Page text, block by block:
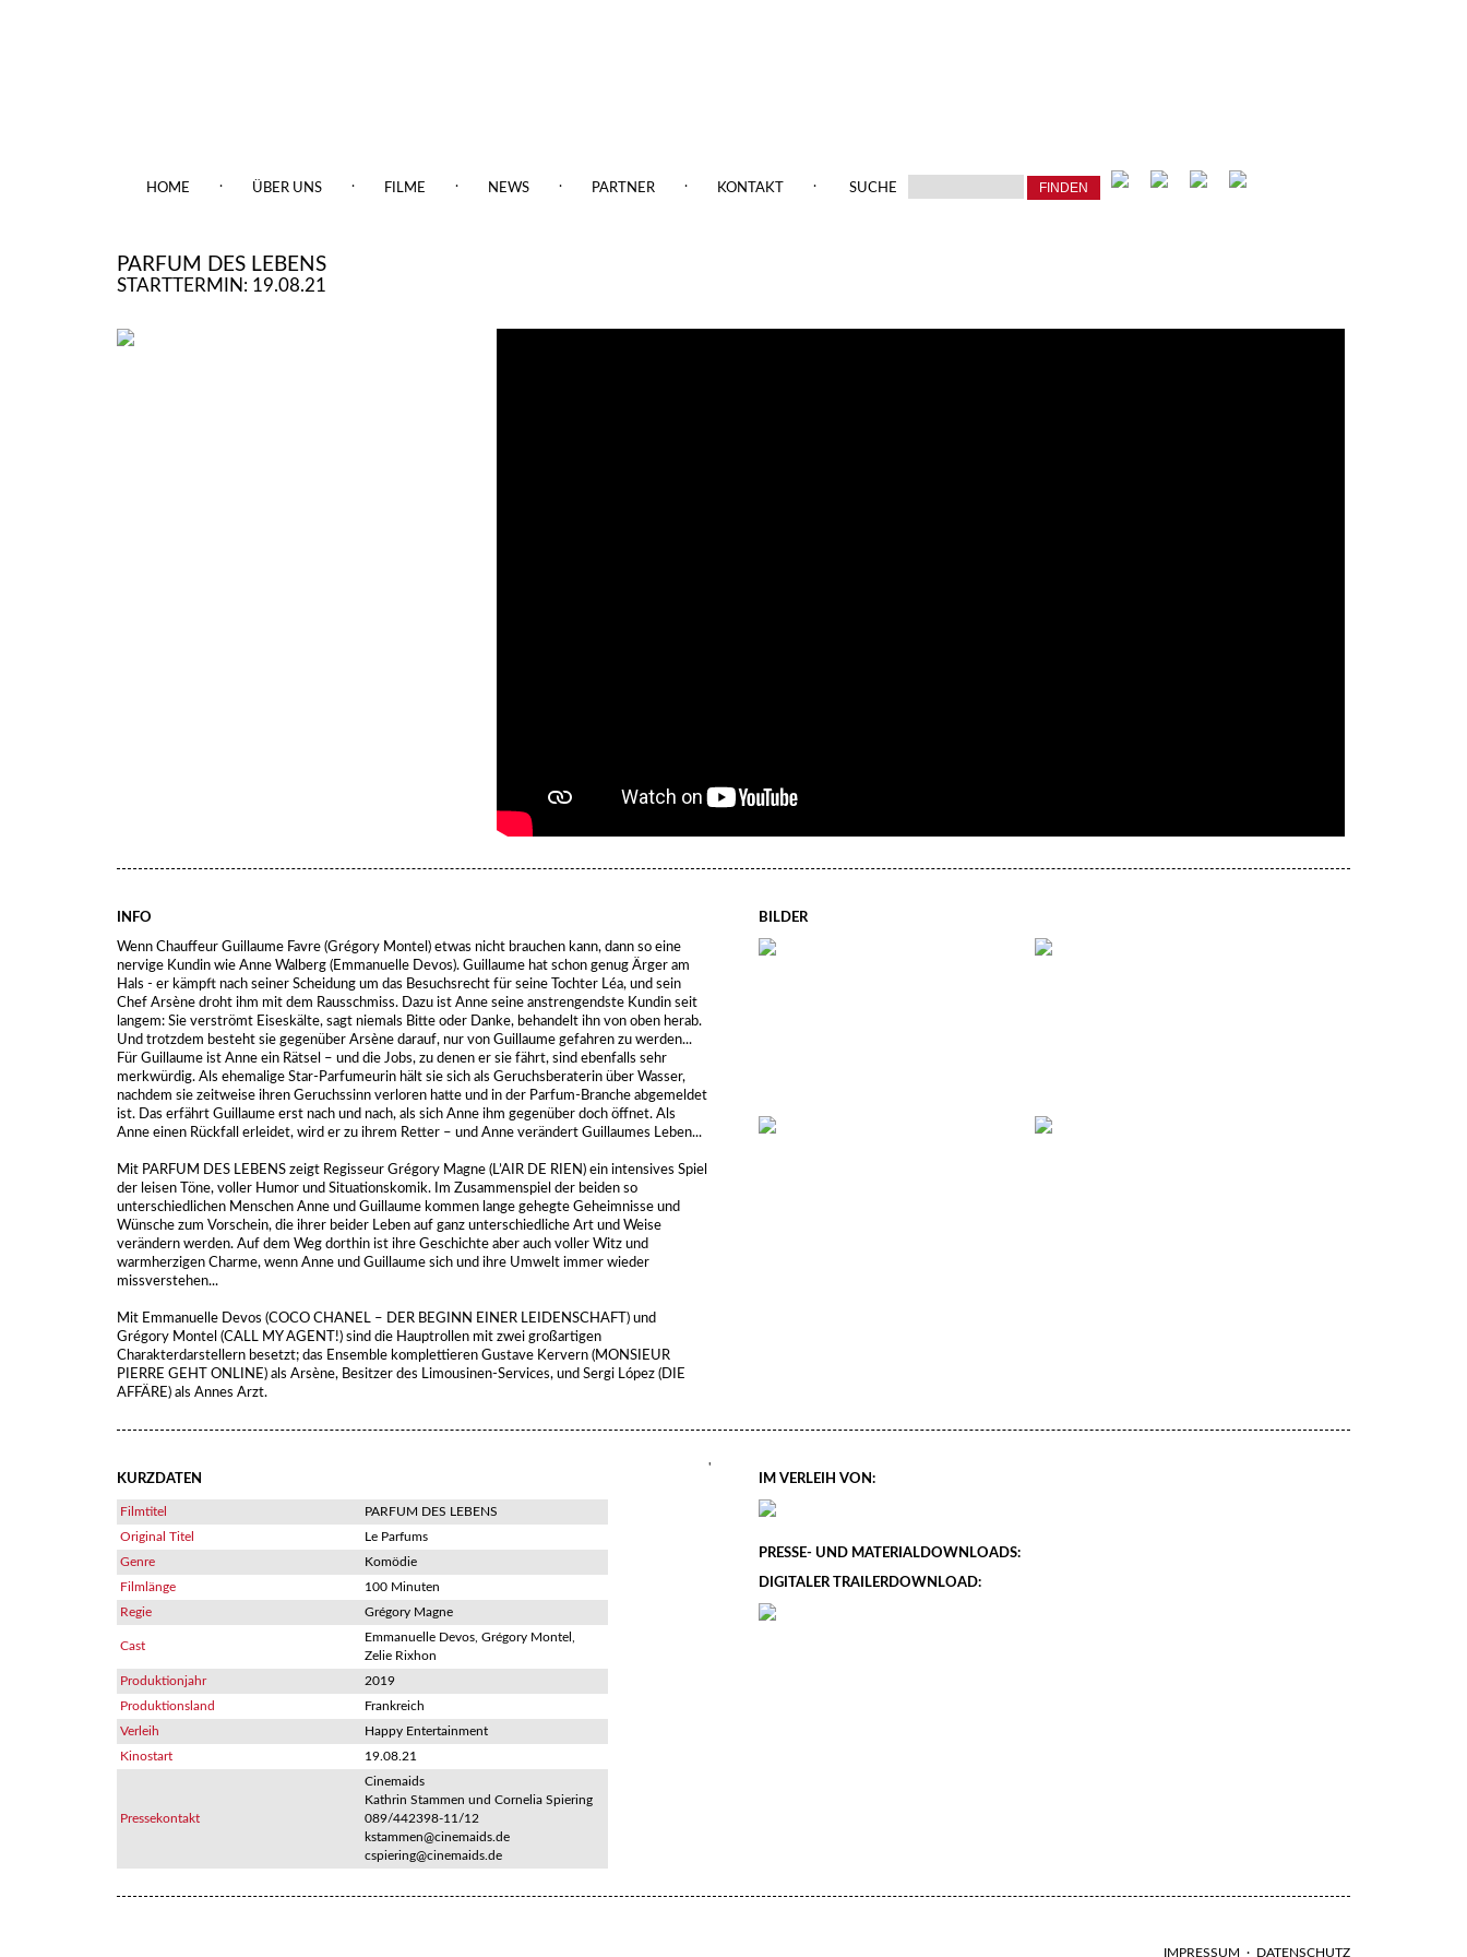
HOME . ÜBER UNS . FILME . NEWS . PARTNER . KONTAKT . SUCHE
PARFUM DES LEBENS
STARTTERMIN: 19.08.21
INFO
Wenn Chauffeur Guillaume Favre (Grégory Montel) etwas nicht brauchen kann, dann so eine
nervige Kundin wie Anne Walberg (Emmanuelle Devos). Guillaume hat schon genug Ärger am
Hals - er kämpft nach seiner Scheidung um das Besuchsrecht für seine Tochter Léa, und sein
Chef Arsène droht ihm mit dem Rausschmiss. Dazu ist Anne seine anstrengendste Kundin seit
langem: Sie verströmt Eiseskälte, sagt niemals Bitte oder Danke, behandelt ihn von oben herab.
Und trotzdem besteht sie gegenüber Arsène darauf, nur von Guillaume gefahren zu werden...
Für Guillaume ist Anne ein Rätsel – und die Jobs, zu denen er sie fährt, sind ebenfalls sehr
merkwürdig. Als ehemalige Star-Parfumeurin hält sie sich als Geruchsberaterin über Wasser,
nachdem sie zeitweise ihren Geruchssinn verloren hatte und in der Parfum-Branche abgemeldet
ist. Das erfährt Guillaume erst nach und nach, als sich Anne ihm gegenüber doch öffnet. Als
Anne einen Rückfall erleidet, wird er zu ihrem Retter – und Anne verändert Guillaumes Leben...
Mit PARFUM DES LEBENS zeigt Regisseur Grégory Magne (L’AIR DE RIEN) ein intensives Spiel
der leisen Töne, voller Humor und Situationskomik. Im Zusammenspiel der beiden so
unterschiedlichen Menschen Anne und Guillaume kommen lange gehegte Geheimnisse und
Wünsche zum Vorschein, die ihrer beider Leben auf ganz unterschiedliche Art und Weise
verändern werden. Auf dem Weg dorthin ist ihre Geschichte aber auch voller Witz und
warmherzigen Charme, wenn Anne und Guillaume sich und ihre Umwelt immer wieder
missverstehen...
Mit Emmanuelle Devos (COCO CHANEL – DER BEGINN EINER LEIDENSCHAFT) und
Grégory Montel (CALL MY AGENT!) sind die Hauptrollen mit zwei großartigen
Charakterdarstellern besetzt; das Ensemble komplettieren Gustave Kervern (MONSIEUR
PIERRE GEHT ONLINE) als Arsène, Besitzer des Limousinen-Services, und Sergi López (DIE
AFFÄRE) als Annes Arzt.
BILDER
KURZDATEN
Filmtitel
PARFUM DES LEBENS
Original Titel
Le Parfums
Genre
Komödie
Filmlänge
100 Minuten
Regie
Grégory Magne
Cast
Emmanuelle Devos, Grégory Montel,
Zelie Rixhon
Produktionjahr
2019
Produktionsland
Frankreich
Verleih
Happy Entertainment
Kinostart
19.08.21
Pressekontakt
Cinemaids
Kathrin Stammen und Cornelia Spiering
089/442398-11/12
kstammen@cinemaids.de
cspiering@cinemaids.de
IM VERLEIH VON:
PRESSE- UND MATERIALDOWNLOADS:
DIGITALER TRAILERDOWNLOAD:
'
IMPRESSUM · DATENSCHUTZ